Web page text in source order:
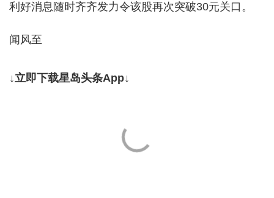
利好消息随时齐齐发力令该股再次突破30元关口。
闻风至
↓立即下载星岛头条App↓